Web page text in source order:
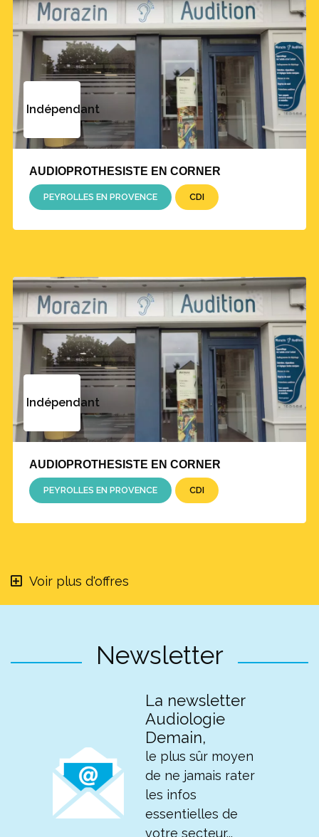
Indépendant
AUDIOPROTHESISTE EN CORNER
PEYROLLES EN PROVENCE CDI
Indépendant
AUDIOPROTHESISTE EN CORNER
PEYROLLES EN PROVENCE CDI
Voir plus d'offres
Newsletter
La newsletter
Audiologie
Demain,
le plus sûr moyen
de ne jamais rater
les infos
essentielles de
votre secteur...